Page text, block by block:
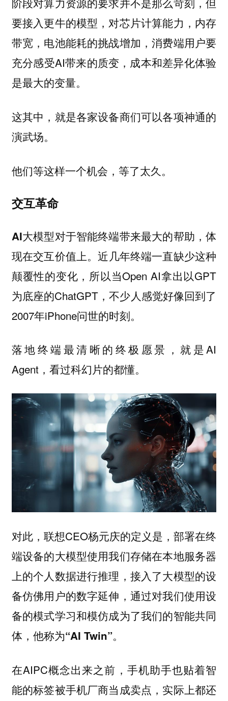
要接入更牛的模型，对芯片计算能力，内存
带宽，电池能耗的挑战增加，消费端用户要
充分感受AI带来的质变，成本和差异化体验
是最大的变量。
这其中，就是各家设备商们可以各项神通的
演武场。
他们等这样一个机会，等了太久。
交互革命
AI大模型对于智能终端带来最大的帮助，体
现在交互价值上。近几年终端一直缺少这种
颠覆性的变化，所以当Open AI拿出以GPT
为底座的ChatGPT，不少人感觉好像回到了
2007年iPhone问世的时刻。
落地终端最清晰的终极愿景，就是AI
Agent，看过科幻片的都懂。
对此，联想CEO杨元庆的定义是，部署在终
端设备的大模型使用我们存储在本地服务器
上的个人数据进行推理， 接入了大模型的设
备仿佛用户的数字延伸，通过对我们使用设
备的模式学习和模仿成为了我们的智能共同
体，他称为“AI Twin”。
在AIPC概念出来之前，手机助手也贴着智
能的标签被手机厂商当成卖点，实际上都还